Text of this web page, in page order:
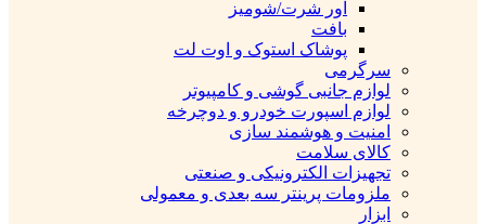
اور شرت/شومیز
بافت
پوشاک استوک و اوت لت
سرگرمی
لوازم جانبی گوشی و کامپیوتر
لوازم اسپورت خودرو و دوچرخه
امنیت و هوشمند سازی
کالای سلامت
تجهیزات الکترونیکی و صنعتی
ملزومات پرینتر سه بعدی و معمولی
ابزار